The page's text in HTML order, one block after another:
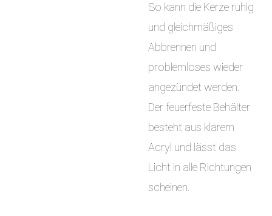
So kann die Kerze ruhig
und gleichmäßiges
Abbrennen und
problemloses wieder
angezündet werden.
Der feuerfeste Behälter
besteht aus klarem
Acryl und lässt das
Licht in alle Richtungen
scheinen.